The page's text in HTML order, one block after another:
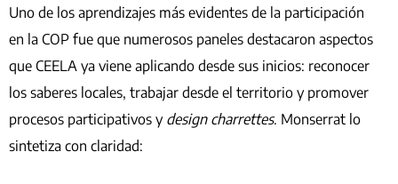
Uno de los aprendizajes más evidentes de la participación
en la COP fue que numerosos paneles destacaron aspectos
que CEELA ya viene aplicando desde sus inicios: reconocer
los saberes locales, trabajar desde el territorio y promover
procesos participativos y design charrettes. Monserrat lo
sintetiza con claridad: